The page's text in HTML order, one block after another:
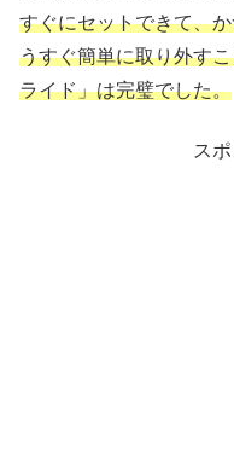
すぐにセットできて、
うすぐ簡単に取り外す
ライド」は完璧でした。
ス